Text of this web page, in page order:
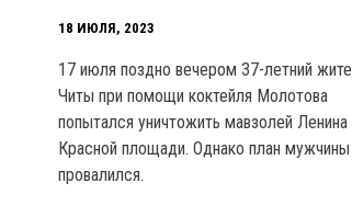
18 ИЮЛЯ, 2023
17 июля поздно вечером 37-летний
Читы при помощи коктейля Молотова
попытался уничтожить мавзолей Ленина
Красной площади. Однако план мужчины
провалился.